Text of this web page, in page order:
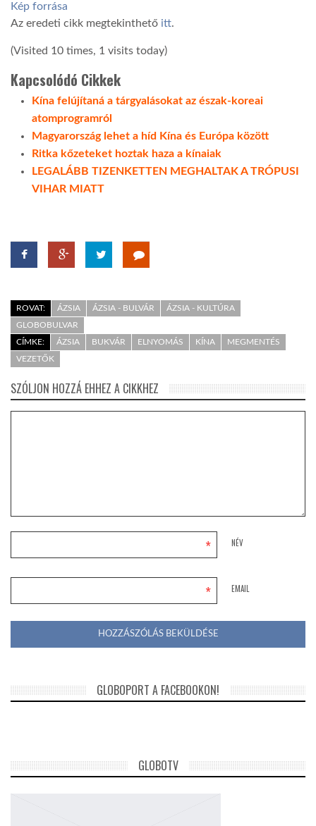
Kép forrása
Az eredeti cikk megtekinthető itt.
(Visited 10 times, 1 visits today)
Kapcsolódó Cikkek
Kína felújítaná a tárgyalásokat az észak-koreai
atomprogramról
Magyarország lehet a híd Kína és Európa között
Ritka kőzeteket hoztak haza a kínaiak
LEGALÁBB TIZENKETTEN MEGHALTAK A TRÓPUSI
VIHAR MIATT
ROVAT: ÁZSIA ÁZSIA - BULVÁR
ÁZSIA - KULTÚRA
GLOBOBULVAR
CÍMKE:
ÁZSIA BUKVÁR ELNYOMÁS KÍNA
MEGMENTÉS
VEZETŐK
SZÓLJON HOZZÁ EHHEZ A CIKKHEZ
NÉV
*
EMAIL
*
GLOBOPORT A FACEBOOKON!
GLOBOTV